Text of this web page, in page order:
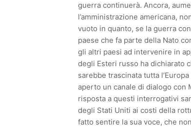
guerra continuerà. Ancora,
l’amministrazione americana,
vuoto in quanto, se la guerra
paese che fa parte della Nato
gli altri paesi ad intervenire in
degli Esteri russo ha dichiarato
sarebbe trascinata tutta
aperto un canale di dialogo con
risposta a questi interrogativi
degli Stati Uniti ai costi della
fatto sentire la sua voce, che